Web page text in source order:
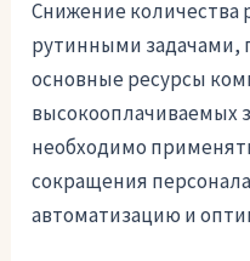
Снижение количества
рутинными задачами,
основные ресурсы
высокооплачиваемых
необходимо
сокращения
автоматизацию и